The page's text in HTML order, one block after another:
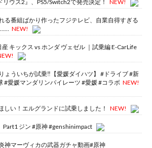
リウス2』、PS5/Switch2で発売決定！ NEW!
る番組ばかり作ったフジテレビ、自業自得すぎる
…… NEW!
産 キックス vs ホンダ ヴェゼル ｜試乗編 E-CarLife
ょういちが試乗‼️【愛媛ダイハツ】 #ドライブ #新
#愛媛マンダリンパイレーツ #愛媛 #コラボ NEW!
しい！エルグランドに試乗しました！ NEW!
Part1 ジン #原神 #genshinimpact
神マーヴィカの武器ガチャ動画#原神